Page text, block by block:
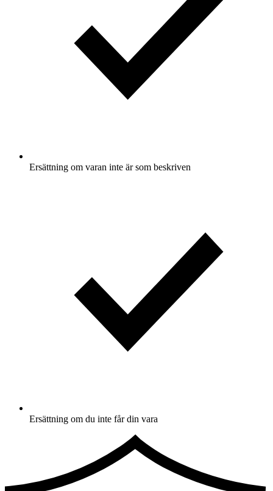
Ersättning om varan inte är som beskriven
Ersättning om du inte får din vara